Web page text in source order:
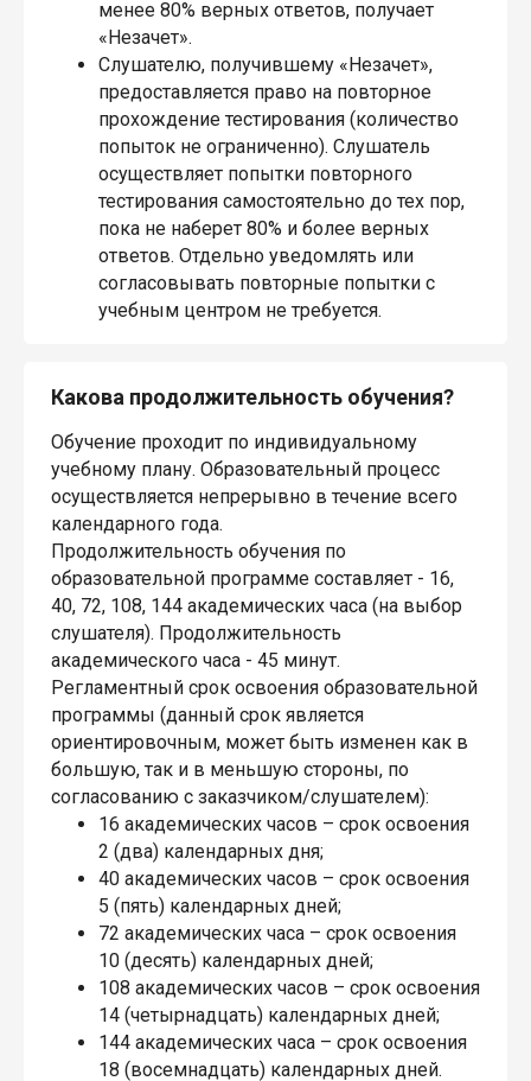
менее 80% верных ответов, получает
«Незачет».
Слушателю, получившему «Незачет»,
предоставляется право на повторное
прохождение тестирования (количество
попыток не ограниченно). Слушатель
осуществляет попытки повторного
тестирования самостоятельно до тех пор,
пока не наберет 80% и более верных
ответов. Отдельно уведомлять или
согласовывать повторные попытки с
учебным центром не требуется.
Какова продолжительность обучения?
Обучение проходит по индивидуальному
учебному плану. Образовательный процесс
осуществляется непрерывно в течение всего
календарного года.
Продолжительность обучения по
образовательной программе составляет - 16,
40, 72, 108, 144 академических часа (на выбор
слушателя). Продолжительность
академического часа - 45 минут.
Регламентный срок освоения образовательной
программы (данный срок является
ориентировочным, может быть изменен как в
большую, так и в меньшую стороны, по
согласованию с заказчиком/слушателем):
16 академических часов – срок освоения
2 (два) календарных дня;
40 академических часов – срок освоения
5 (пять) календарных дней;
72 академических часа – срок освоения
10 (десять) календарных дней;
108 академических часов – срок освоения
14 (четырнадцать) календарных дней;
144 академических часа – срок освоения
18 (восемнадцать) календарных дней.